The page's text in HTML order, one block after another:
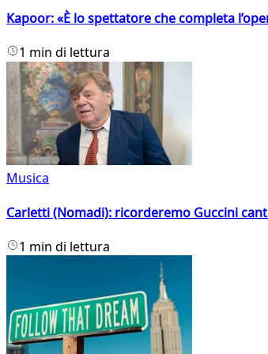
Kapoor: «È lo spettatore che completa
1 min di lettura
Musica
Carletti (Nomadi): ricorderemo Guccini
1 min di lettura